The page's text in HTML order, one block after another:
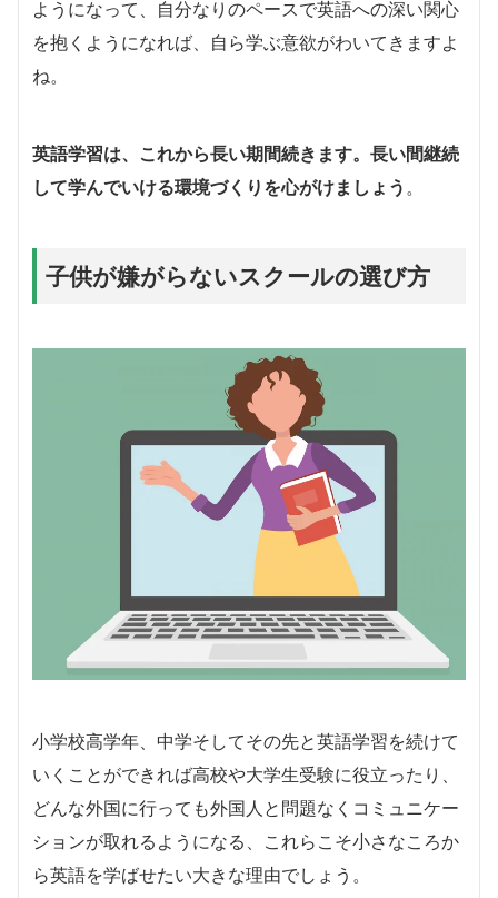
ようになって、自分なりのペースで英語への深い関心
を抱くようになれば、自ら学ぶ意欲がわいてきますよ
ね。
英語学習は、これから長い期間続きます。長い間継続
して学んでいける環境づくりを心がけましょう 。
子供が嫌がらないスクールの選び方
小学校高学年、中学そしてその先と英語学習を続けて
いくことができれば高校や大学生受験に役立ったり、
どんな外国に行っても外国人と問題なくコミュニケー
ションが取れるようになる、これらこそ小さなころか
ら英語を学ばせたい大きな理由でしょう。